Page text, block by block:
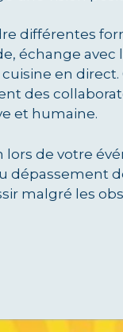
différentes
échange
en
des
et humaine.
de votre
malgré les